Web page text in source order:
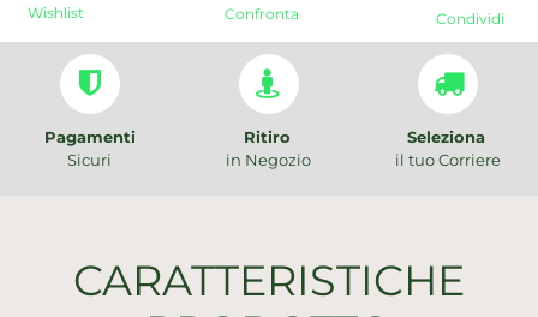
Wishlist Confronta Condividi
Pagamenti
Sicuri
Ritiro
in Negozio
Seleziona
il tuo Corriere
CARATTERISTICHE